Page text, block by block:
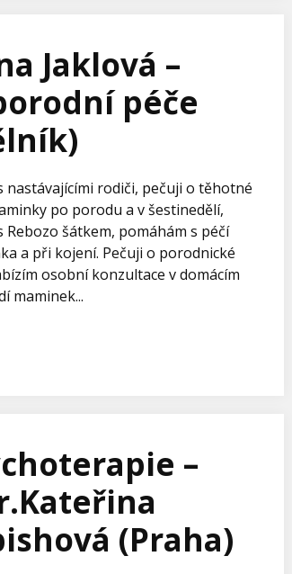
Jaklová –
péče
nastávajícími rodiči, pečuji o těhotné
po porodu a v šestinedělí,
Rebozo šátkem, pomáhám s péčí
a při kojení. Pečuji o porodnické
osobní konzultace v domácím
maminek...
–
(Praha)